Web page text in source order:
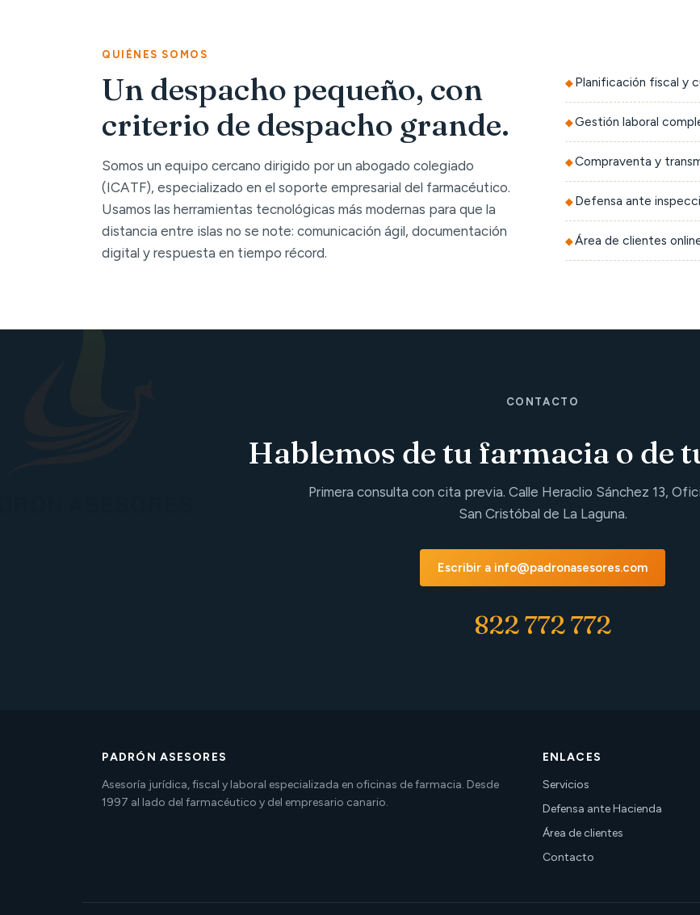
QUIÉNES SOMOS
Un despacho pequeño, con
criterio de despacho grande.
Somos un equipo cercano dirigido por un abogado colegiado
(ICATF), especializado en el soporte empresarial del farmacéutico.
Usamos las herramientas tecnológicas más modernas para que la
distancia entre islas no se note: comunicación ágil, documentación
digital y respuesta en tiempo récord.
Planificación fiscal y
Gestión laboral
Compraventa y
Defensa ante
Área de clientes
CONTACTO
Hablemos de tu farmacia o de
Primera consulta con cita previa. Calle Heraclio Sánchez 13,
San Cristóbal de La Laguna.
Escribir a info@padronasesores.com
822 772 772
PADRÓN ASESORES
Asesoría jurídica, fiscal y laboral especializada en oficinas de farmacia. Desde
1997 al lado del farmacéutico y del empresario canario.
ENLACES
Servicios
Defensa ante Hacienda
Área de clientes
Contacto